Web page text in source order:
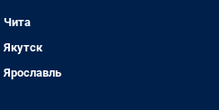
Чита
Якутск
Ярославль